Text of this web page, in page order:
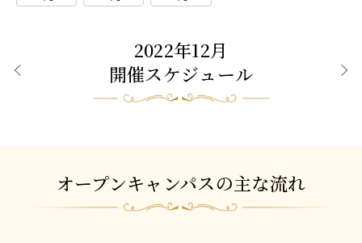
2022年12月
開催スケジュール
オープンキャンパスの主な流れ